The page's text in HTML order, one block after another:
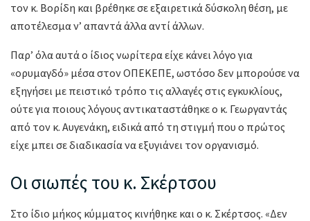
τον κ. Βορίδη και βρέθηκε σε εξαιρετικά δύσκολη θέση, με
αποτέλεσμα ν’ απαντά άλλα αντί άλλων.
Παρ’ όλα αυτά ο ίδιος νωρίτερα είχε κάνει λόγο για
«ορυμαγδό» μέσα στον ΟΠΕΚΕΠΕ, ωστόσο δεν μπορούσε να
εξηγήσει με πειστικό τρόπο τις αλλαγές στις εγκυκλίους,
ούτε για ποιους λόγους αντικαταστάθηκε ο κ. Γεωργαντάς
από τον κ. Αυγενάκη, ειδικά από τη στιγμή που ο πρώτος
είχε μπει σε διαδικασία να εξυγιάνει τον οργανισμό.
Οι σιωπές του κ. Σκέρτσου
Στο ίδιο μήκος κύμματος κινήθηκε και ο κ. Σκέρτσος. «Δεν